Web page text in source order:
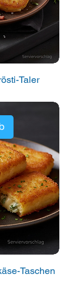
Taler
Taschen